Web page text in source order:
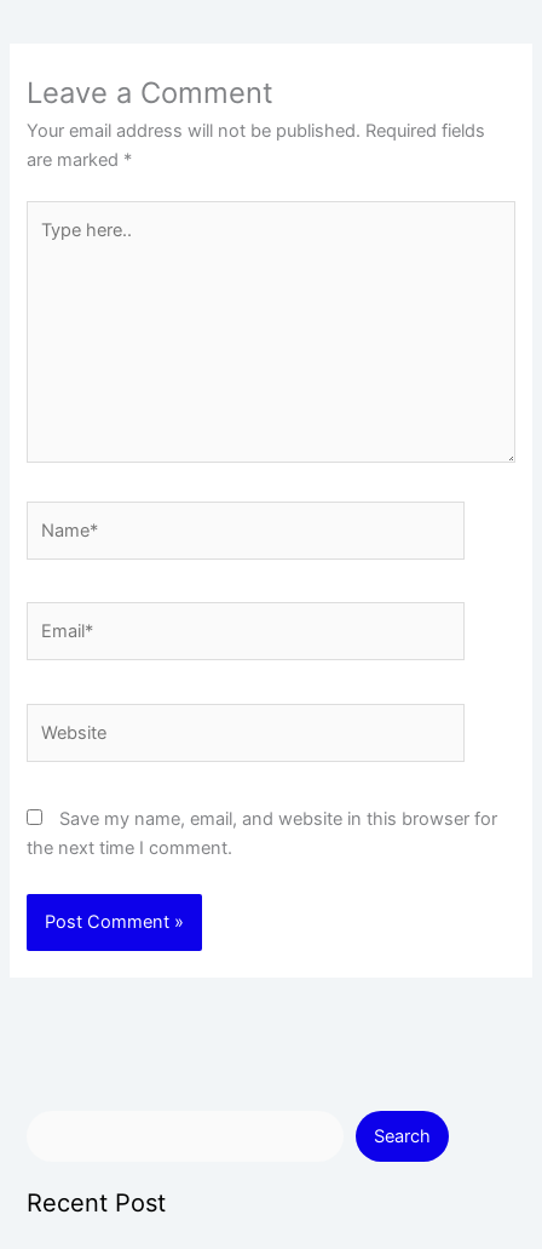
Leave a Comment
Your email address will not be published. Required fields
are marked *
here..
Save my name, email, and website in this browser for
the next time I comment.
Search
Recent Post